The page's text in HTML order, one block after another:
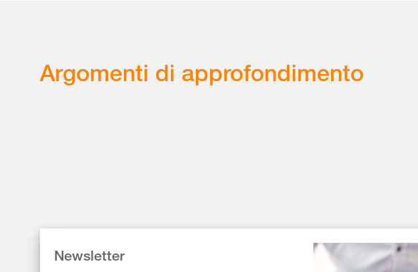
Argomenti di approfondimento
Newsletter